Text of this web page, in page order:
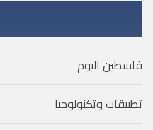
فلسطين اليوم
تطبيقات وتكنولوجيا